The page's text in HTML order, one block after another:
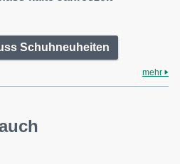
Schuhneuheiten
mehr